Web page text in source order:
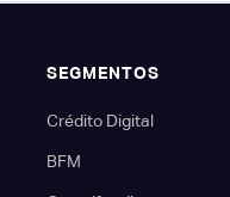
SEGMENTOS
Crédito Digital
BFM